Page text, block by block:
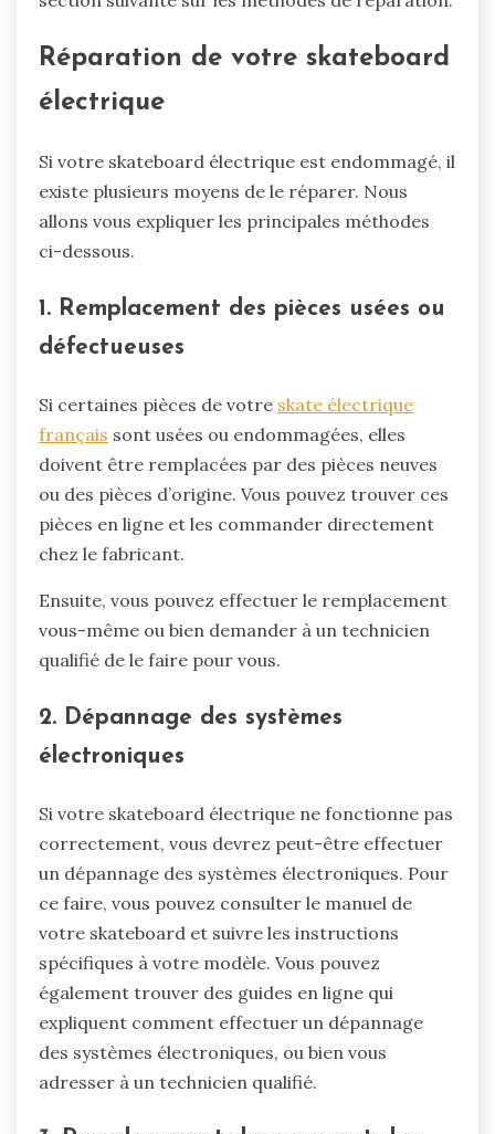
Réparation de votre skateboard
électrique
Si votre skateboard électrique est endommagé, il
existe plusieurs moyens de le réparer. Nous
allons vous expliquer les principales méthodes
ci-dessous.
1. Remplacement des pièces usées ou
défectueuses
Si certaines pièces de votre skate électrique
français sont usées ou endommagées, elles
doivent être remplacées par des pièces neuves
ou des pièces d’origine. Vous pouvez trouver ces
pièces en ligne et les commander directement
chez le fabricant.
Ensuite, vous pouvez effectuer le remplacement
vous-même ou bien demander à un technicien
qualifié de le faire pour vous.
2. Dépannage des systèmes
électroniques
Si votre skateboard électrique ne fonctionne pas
correctement, vous devrez peut-être effectuer
un dépannage des systèmes électroniques. Pour
ce faire, vous pouvez consulter le manuel de
votre skateboard et suivre les instructions
spécifiques à votre modèle. Vous pouvez
également trouver des guides en ligne qui
expliquent comment effectuer un dépannage
des systèmes électroniques, ou bien vous
adresser à un technicien qualifié.